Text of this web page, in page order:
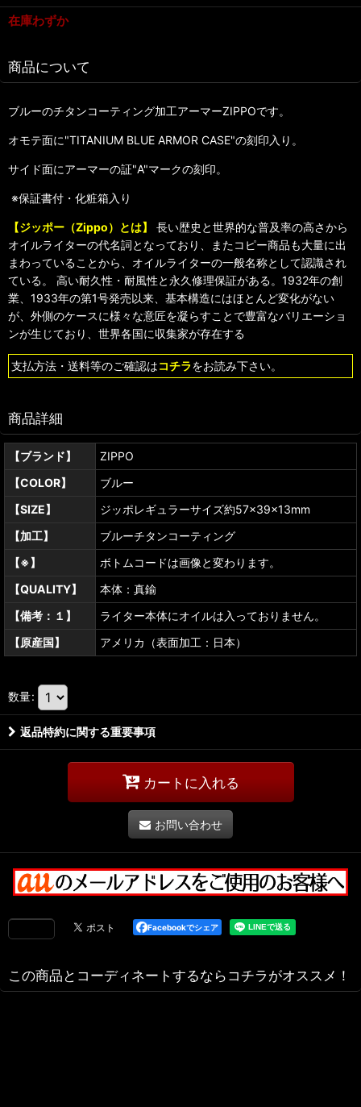
在庫わずか
商品について
ブルーのチタンコーティング加工アーマーZIPPOです。
オモテ面に"TITANIUM BLUE ARMOR CASE"の刻印入り。
サイド面にアーマーの証"A"マークの刻印。
※保証書付・化粧箱入り
【ジッポー（Zippo）とは】
長い歴史と世界的な普及率の高さから
オイルライターの代名詞となっており、またコピー商品も大量に出
まわっていることから、オイルライターの一般名称として認識され
ている。 高い耐久性・耐風性と永久修理保証がある。1932年の創
業、1933年の第1号発売以来、基本構造にはほとんど変化がない
が、外側のケースに様々な意匠を凝らすことで豊富なバリエーショ
ンが生じており、世界各国に収集家が存在する
支払方法・送料等のご確認はコチラをお読み下さい。
商品詳細
【ブランド】
ZIPPO
【COLOR】
ブルー
【SIZE】
ジッポレギュラーサイズ約57×39×13mm
【加工】
ブルーチタンコーティング
【※】
ボトムコードは画像と変わります。
【QUALITY】
本体：真鍮
【備考：１】
ライター本体にオイルは入っておりません。
【原産国】
アメリカ（表面加工：日本）
数量:
返品特約に関する重要事項
カートに入れる
お問い合わせ
Facebookでシェア
この商品とコーディネートするならコチラがオススメ！